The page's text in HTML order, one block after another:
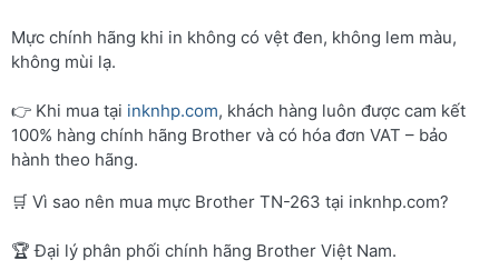
Mực chính hãng khi in không có vệt đen, không lem màu,
không mùi lạ.
👉 Khi mua tại inknhp.com, khách hàng luôn được cam kết
100% hàng chính hãng Brother và có hóa đơn VAT – bảo
hành theo hãng.
🛒 Vì sao nên mua mực Brother TN-263 tại inknhp.com?
🏆 Đại lý phân phối chính hãng Brother Việt Nam.